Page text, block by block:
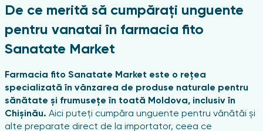
De ce merită să cumpărați unguente
pentru vanatai în farmacia fito
Sanatate Market
Farmacia fito Sanatate Market este o rețea
specializată în vânzarea de produse naturale pentru
sănătate și frumusețe în toată Moldova, inclusiv în
Chișinău. Aici puteți cumpăra unguente pentru vânătăi și
alte preparate direct de la importator, ceea ce